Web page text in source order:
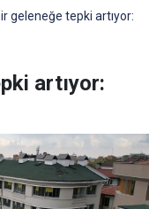
geleneğe tepki artıyor:
artıyor: